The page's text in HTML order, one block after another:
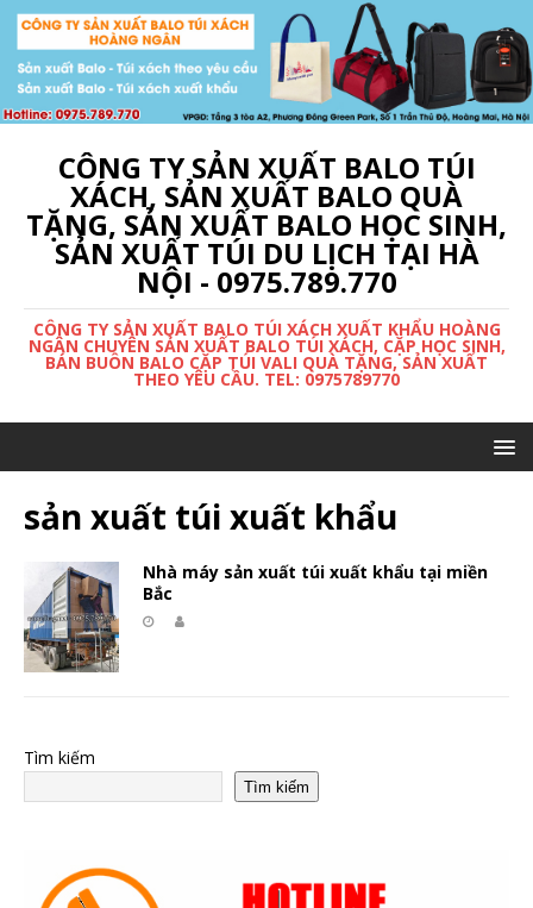
CÔNG TY SẢN XUẤT BALO TÚI
XÁCH, SẢN XUẤT BALO QUÀ
TẶNG, SẢN XUẤT BALO HỌC SINH,
SẢN XUẤT TÚI DU LỊCH TẠI HÀ
NỘI - 0975.789.770
CÔNG TY SẢN XUẤT BALO TÚI XÁCH XUẤT KHẨU HOÀNG
NGÂN CHUYÊN SẢN XUẤT BALO TÚI XÁCH, CẶP HỌC SINH,
BÁN BUÔN BALO CẶP TÚI VALI QUÀ TẶNG, SẢN XUẤT
THEO YÊU CẦU. TEL: 0975789770
sản xuất túi xuất khẩu
Nhà máy sản xuất túi xuất khẩu tại miền
Bắc
Tìm kiếm
Tìm kiếm